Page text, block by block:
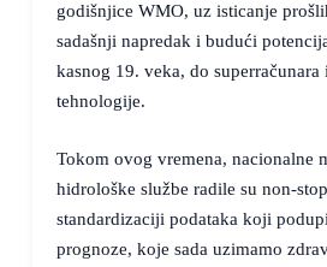
godišnjice WMO, uz isticanje
sadašnji napredak i budući
kasnog 19. veka, do superračunara
tehnologije.
Tokom ovog vremena, nacionalne
hidrološke službe radile su non-
standardizaciji podataka koji
prognoze, koje sada uzimamo